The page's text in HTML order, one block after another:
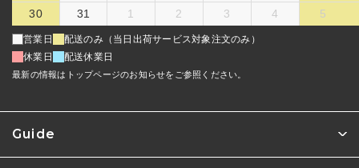
Guide
30
31 1 2 3 4 5
営業日
配送のみ（当日出荷サービス対象注文のみ）
休業日
配送休業日
最新の情報はトップページのお知らせをご参照ください。